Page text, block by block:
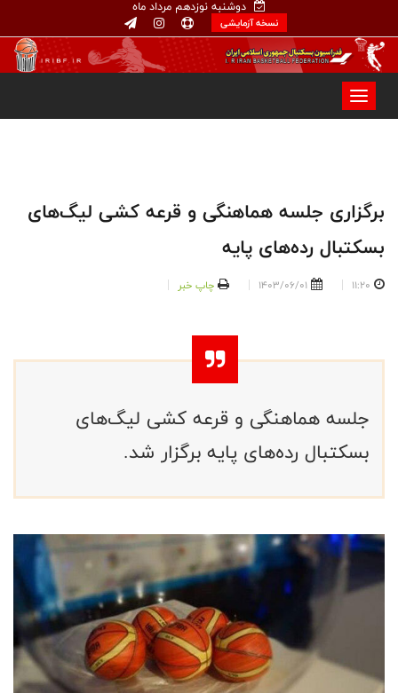
دوشنبه نوزدهم مرداد ماه
نسخه آزمایشی
برگزاری جلسه هماهنگی و قرعه کشی لیگ‌های
بسکتبال رده‌های پایه
11:20
1403/06/01 چاپ خبر
جلسه هماهنگی و قرعه کشی لیگ‌های
بسکتبال رده‌های پایه برگزار شد.